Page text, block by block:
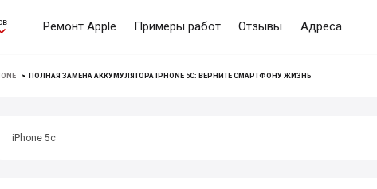
Ремонт Apple Примеры работ Отзывы Адреса
> ПОЛНАЯ ЗАМЕНА АККУМУЛЯТОРА IPHONE 5C: ВЕРНИТЕ СМАРТФОНУ ЖИЗНЬ
iPhone 5c